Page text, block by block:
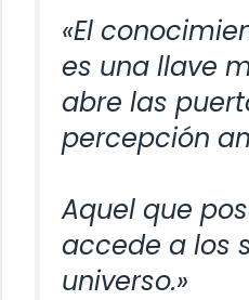
«El
es una llave
abre las
percepción
Aquel que
accede a los
universo.»